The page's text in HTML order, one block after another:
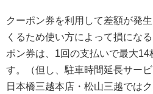
クーポン券を利用して差額が発
くるため使い方によって損にな
ポン券は、1回の支払いで最大14
す。（但し、駐車時間延長サー
日本橋三越本店・松山三越では